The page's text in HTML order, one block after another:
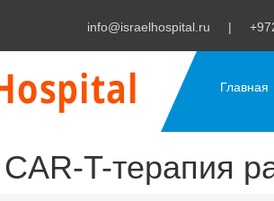
info@israelhospital.ru |
Главная
T-терапия